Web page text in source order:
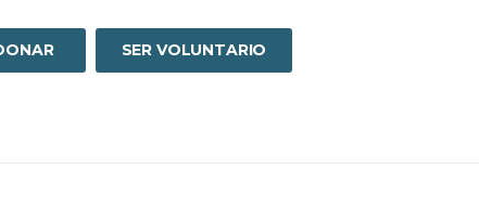
SER VOLUNTARIO